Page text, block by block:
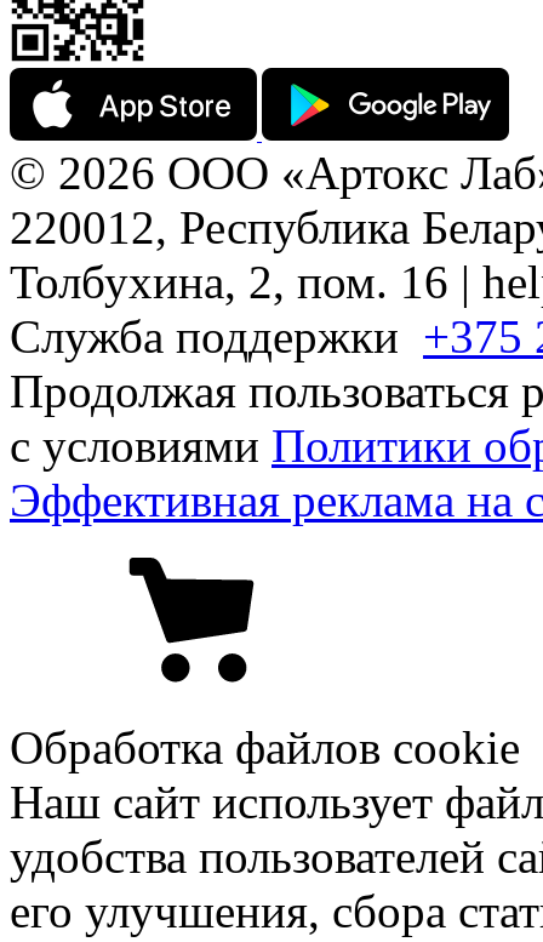
© 2026 ООО «Артокс
220012, Республика
Толбухина, 2, пом. 16 |
Служба поддержки +375
Продолжая пользоваться
с условиями Политики
Эффективная реклама на
Обработка файлов cookie
Наш сайт использует
удобства пользователей
его улучшения, сбора